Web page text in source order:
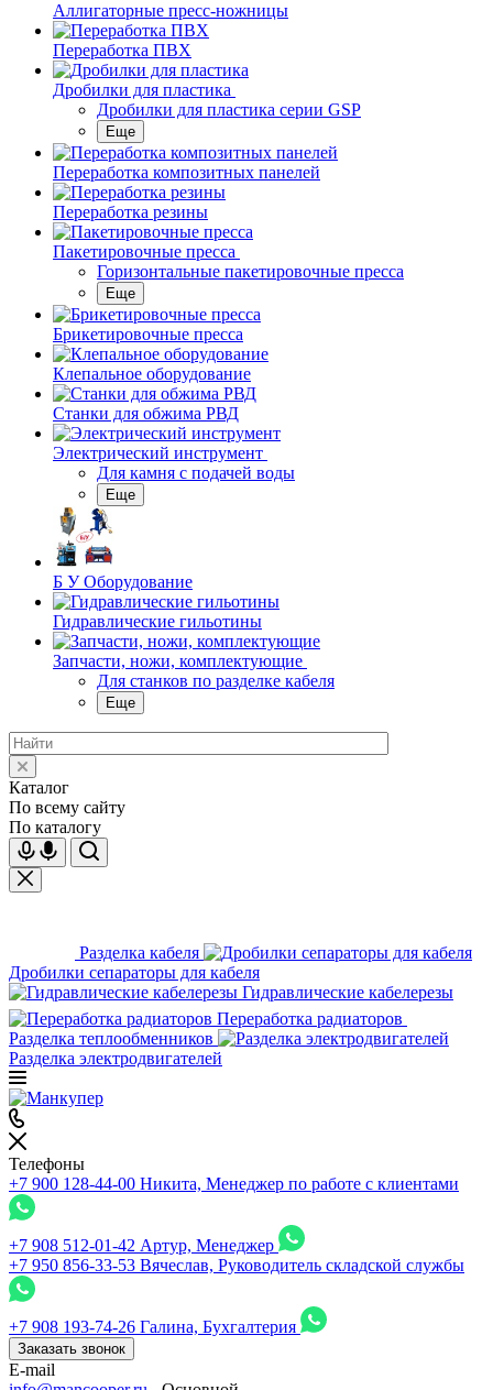
Аллигаторные пресс-ножницы
Переработка ПВХ
Дробилки для пластика
Дробилки для пластика серии GSP
Еще
Переработка композитных панелей
Переработка резины
Пакетировочные пресса
Горизонтальные пакетировочные пресса
Еще
Брикетировочные пресса
Клепальное оборудование
Станки для обжима РВД
Электрический инструмент
Для камня с подачей воды
Еще
Б У Оборудование
Гидравлические гильотины
Запчасти, ножи, комплектующие
Для станков по разделке кабеля
Еще
Каталог
По всему сайту
По каталогу
Разделка кабеля
Дробилки сепараторы для кабеля
Гидравлические кабелерезы
Переработка радиаторов
Разделка теплообменников
Разделка электродвигателей
Телефоны
+7 900 128-44-00 Никита, Менеджер по работе с клиентами
+7 908 512-01-42 Артур, Менеджер
+7 950 856-33-53 Вячеслав, Руководитель складской службы
+7 908 193-74-26 Галина, Бухгалтерия
Заказать звонок
E-mail